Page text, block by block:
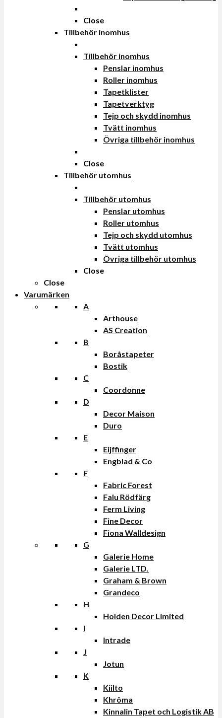
Close
Tillbehör inomhus
Tillbehör inomhus
Penslar inomhus
Roller inomhus
Tapetklister
Tapetverktyg
Tejp och skydd inomhus
Tvätt inomhus
Övriga tillbehör inomhus
Close
Tillbehör utomhus
Tillbehör utomhus
Penslar utomhus
Roller utomhus
Tejp och skydd utomhus
Tvätt utomhus
Övriga tillbehör utomhus
Close
Close
Varumärken
A
Arthouse
AS Creation
B
Boråstapeter
Bostik
C
Coordonne
D
Decor Maison
Duro
E
Eijffinger
Engblad & Co
F
Fabric Forest
Falu Rödfärg
Ferm Living
Fine Decor
Fiona Walldesign
G
Galerie Home
Galerie LTD.
Graham & Brown
Grandeco
H
Holden Decor Limited
I
Intrade
J
Jotun
K
Kiilto
Khrôma
Kinnalin Tapet och Logistik AB